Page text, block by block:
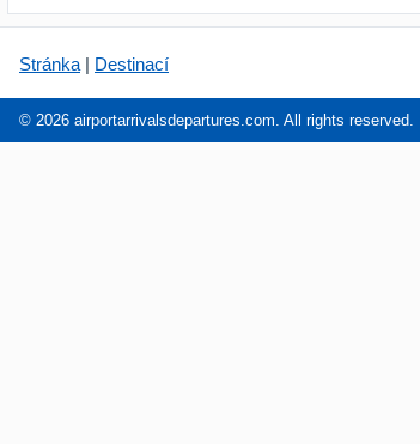
Stránka | Destinací
© 2026 airportarrivalsdepartures.com. All rights reserved. |